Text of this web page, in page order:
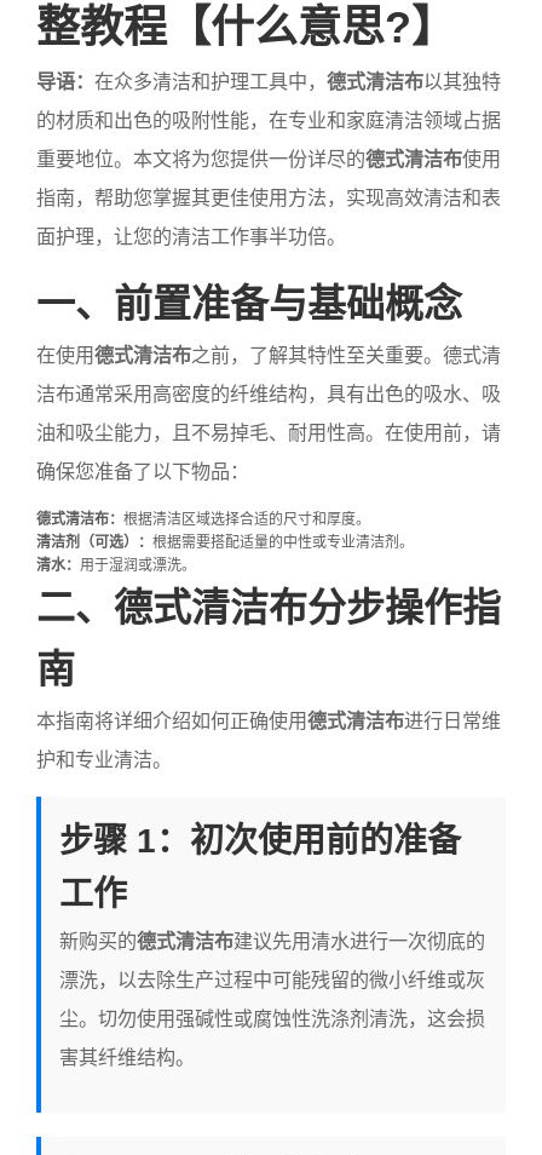
整教程【什么意思?】
导语：在众多清洁和护理工具中，德式清洁布以其独特
的材质和出色的吸附性能，在专业和家庭清洁领域占据
重要地位。本文将为您提供一份详尽的德式清洁布使用
指南，帮助您掌握其更佳使用方法，实现高效清洁和表
面护理，让您的清洁工作事半功倍。
一、前置准备与基础概念
在使用德式清洁布之前，了解其特性至关重要。德式清
洁布通常采用高密度的纤维结构，具有出色的吸水、吸
油和吸尘能力，且不易掉毛、耐用性高。在使用前，请
确保您准备了以下物品：
德式清洁布：根据清洁区域选择合适的尺寸和厚度。
清洁剂（可选）：根据需要搭配适量的中性或专业清洁剂。
清水： 用于湿润或漂洗。
二、德式清洁布分步操作指
南
本指南将详细介绍如何正确使用德式清洁布进行日常维
护和专业清洁。
步骤 1：初次使用前的准备
工作
新购买的德式清洁布建议先用清水进行一次彻底的
漂洗，以去除生产过程中可能残留的微小纤维或灰
尘。切勿使用强碱性或腐蚀性洗涤剂清洗，这会损
害其纤维结构。